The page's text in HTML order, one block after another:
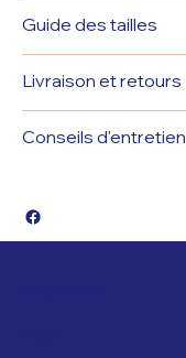
Guide des tailles
Livraison et retours
Conseils d'entretien